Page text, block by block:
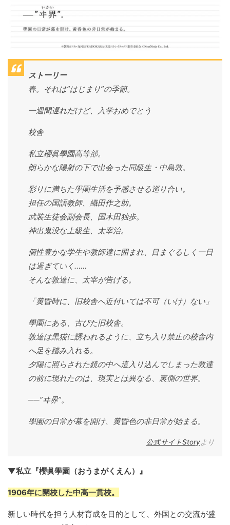
ストーリー
春。それは”はじまり”の季節。
一週間遅れだけど、入学おめでとう
校舎
私立櫻眞學園高等部。
朗らかな陽射の下で出会った同級生・中島敦。
彩りに満ちた學園生活を予感させる巡り合い。
担任の国語教師、織田作之助。
武装生徒会副会長、国木田独歩。
神出鬼没な上級生、太宰治。
個性豊かな学生や教師達に囲まれ、目まぐるしく一日
は過ぎていく……
そんな敦達に、太宰が告げる。
「黄昏時に、旧校舎へ近付いては不可（いけ）ない」
學園にある、古びた旧校舎。
敦達は黒猫に誘われるように、立ち入り禁止の校舎内
へ足を踏み入れる。
夕陽に照らされた鏡の中へ這入り込んでしまった敦達
の前に現れたのは、現実とは異なる、裏側の世界。
──”ヰ界”。
學園の日常が幕を開け、黄昏色の非日常が始まる。
公式サイトStoryより
▼私立『櫻眞學園（おうまがくえん）』
1906年に開校した中高一貫校。
新しい時代を担う人材育成を目的として、外国との交流が盛